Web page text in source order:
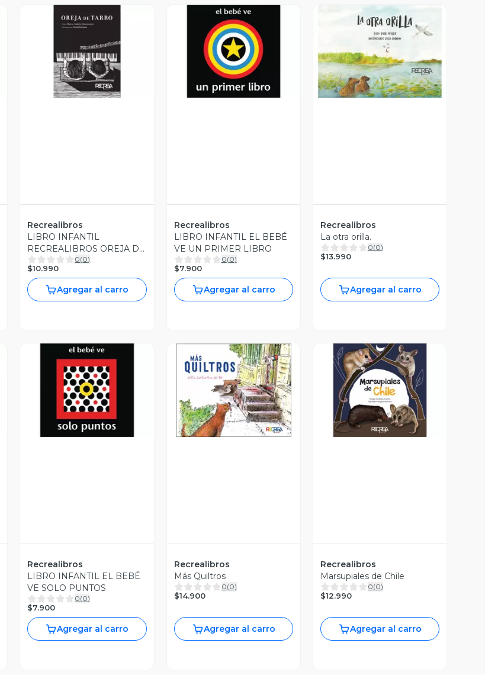
Vista Previa
Recrealibros
LIBRO INFANTIL
RECREALIBROS OREJA DE
TARRO
0(0)
$10.990
Agregar al carro
Vista Previa
Recrealibros
LIBRO INFANTIL EL BEBÉ
VE UN PRIMER LIBRO
0(0)
$7.900
Agregar al carro
Vista Previa
Recrealibros
La otra orilla.
0(0)
$13.990
Agregar al carro
Vista Previa
Recrealibros
LIBRO INFANTIL EL BEBÉ
VE SOLO PUNTOS
0(0)
$7.900
Agregar al carro
Vista Previa
Recrealibros
Más Quiltros
0(0)
$14.900
Agregar al carro
Vista Previa
Recrealibros
Marsupiales de Chile
0(0)
$12.990
Agregar al carro